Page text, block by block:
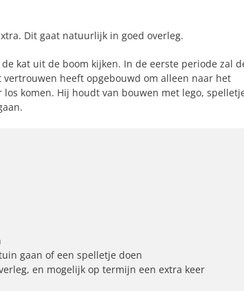
Dit gaat natuurlijk in goed overleg.
kat uit de boom kijken. In de eerste periode zal
heeft opgebouwd om alleen naar het
komen. Hij houdt van bouwen met lego,
gaan of een spelletje doen
en mogelijk op termijn een extra keer